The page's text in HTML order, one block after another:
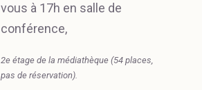
vous à 17h en salle de
conférence,
2e étage de la médiathèque (54 places,
pas de réservation).